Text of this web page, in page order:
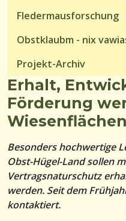
Fledermausforschung
Obstklaubm - nix
Projekt-Archiv
Erhalt,
Förderung
Wiesenflächen
Besonders hochwertige
Obst-Hügel-Land sollen
Vertragsnaturschutz
werden. Seit dem
kontaktiert.